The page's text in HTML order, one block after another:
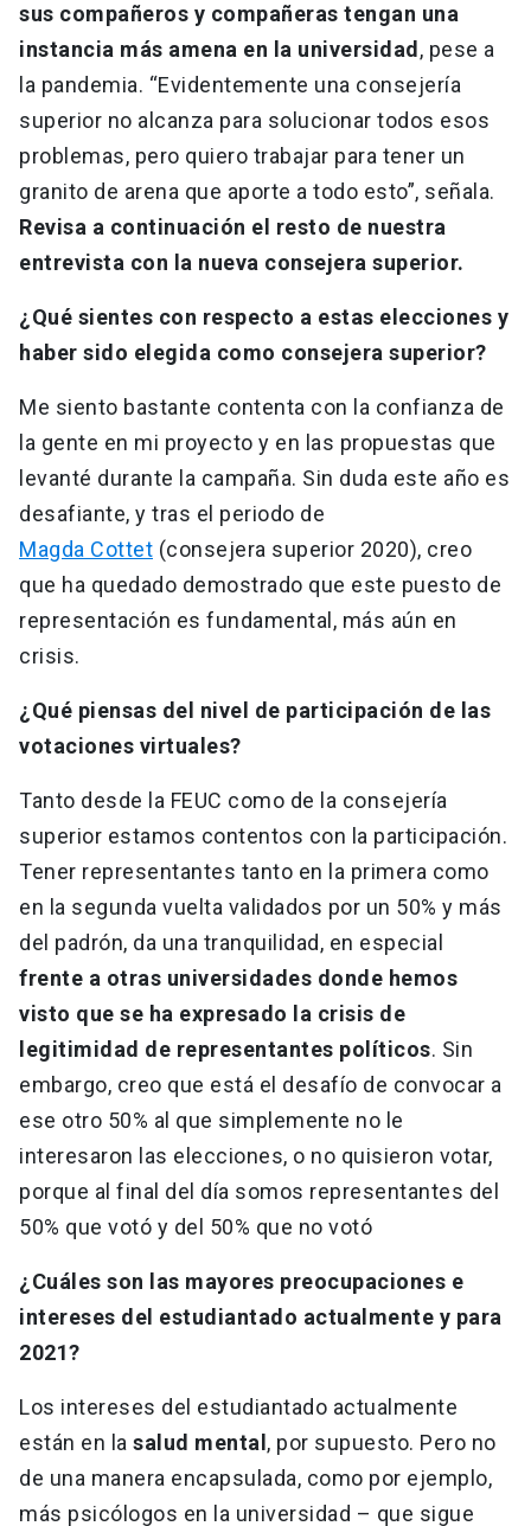
sus compañeros y compañeras tengan una
instancia más amena en la universidad , pese a
la pandemia. “Evidentemente una consejería
superior no alcanza para solucionar todos esos
problemas, pero quiero trabajar para tener un
granito de arena que aporte a todo esto”, señala.
Revisa a continuación el resto de nuestra
entrevista con la nueva consejera superior.
¿Qué sientes con respecto a estas elecciones y
haber sido elegida como consejera superior?
Me siento bastante contenta con la confianza de
la gente en mi proyecto y en las propuestas que
levanté durante la campaña. Sin duda este año es
desafiante, y tras el periodo de
Magda Cottet (consejera superior 2020), creo
que ha quedado demostrado que este puesto de
representación es fundamental, más aún en
crisis.
¿Qué piensas del nivel de participación de las
votaciones virtuales?
Tanto desde la FEUC como de la consejería
superior estamos contentos con la participación.
Tener representantes tanto en la primera como
en la segunda vuelta validados por un 50% y más
del padrón, da una tranquilidad, en especial
frente a otras universidades donde hemos
visto que se ha expresado la crisis de
legitimidad de representantes políticos. Sin
embargo, creo que está el desafío de convocar a
ese otro 50% al que simplemente no le
interesaron las elecciones, o no quisieron votar,
porque al final del día somos representantes del
50% que votó y del 50% que no votó
¿Cuáles son las mayores preocupaciones e
intereses del estudiantado actualmente y para
2021?
Los intereses del estudiantado actualmente
están en la salud mental , por supuesto. Pero no
de una manera encapsulada, como por ejemplo,
más psicólogos en la universidad – que sigue